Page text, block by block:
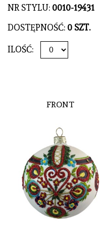
NR STYLU: 0010-19431
DOSTĘPNOŚĆ: 0 SZT.
ILOŚĆ:
FRONT